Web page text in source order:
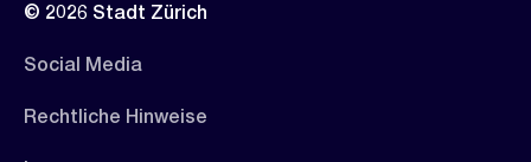
© 2026 Stadt Zürich
Social Media
Rechtliche Hinweise